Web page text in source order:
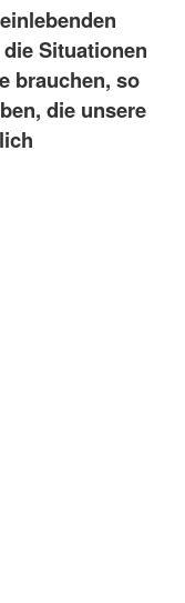
Situationen
brauchen, so
die unsere